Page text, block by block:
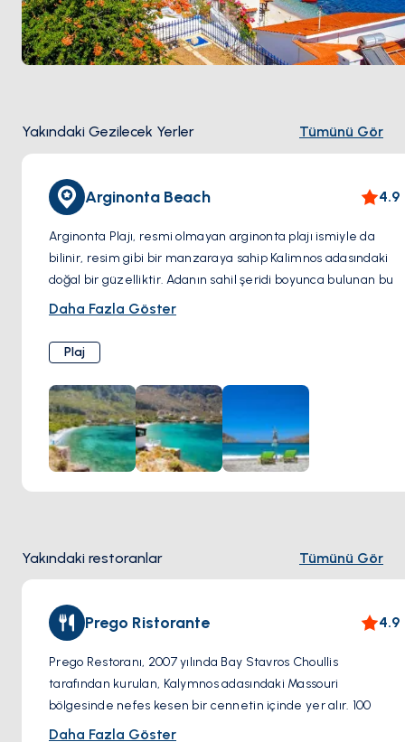
Yakındaki Gezilecek Yerler Tümünü Gör
Arginonta Beach 4.9
Arginonta Plajı, resmi olmayan arginonta plajı ismiyle da
bilinir, resim gibi bir manzaraya sahip Kalimnos adasındaki
doğal bir güzelliktir. Adanın sahil şeridi boyunca bulunan bu
büyüleyici plaj, Ege Denizi'nin nefes kesen manzaraları ve
Arginonta Plajı'nı ziyaret edenler, Akdeniz güneşinin
altında yumuşak kumlu kıyılarında güneşlenmenin keyfini
çıkarabilir veya berrak sularında serinleyebilirler. Sarp
kayalıklar ve yeşil bitki örtüsü ile çevrili olan plaj, dinlenmek
ve doğal güzelliklerin tadını çıkarmak isteyenler için bir
sığınak görevi görür. Arginonta Plajı ayrıca su sporları
meraklıları için popüler bir destinasyondur; sakin sularında
Daha Fazla Göster
Plaj
Yakındaki restoranlar Tümünü Gör
Prego Ristorante 4.9
Prego Restoranı, 2007 yılında Bay Stavros Choullis
tarafından kurulan, Kalymnos adasındaki Massouri
bölgesinde nefes kesen bir cennetin içinde yer alır. 100
kişiye kadar konuk ağırlayabilen muhteşem terasıyla, Prego
Daha Fazla Göster